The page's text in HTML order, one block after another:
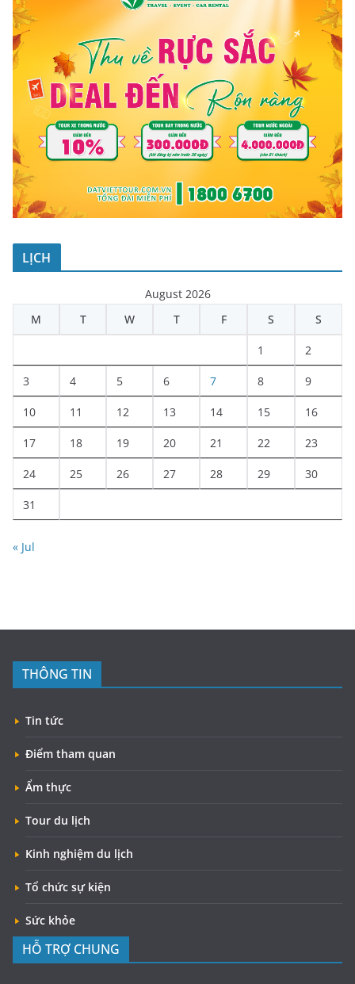
LỊCH
August 2026
M
T W T F S S
1 2
3 4 5 6 7 8 9
10 11 12 13 14 15 16
17 18 19 20 21 22 23
24 25 26 27 28 29 30
31
« Jul
THÔNG TIN
Tin tức
Điểm tham quan
Ẩm thực
Tour du lịch
Kinh nghiệm du lịch
Tổ chức sự kiện
Sức khỏe
HỖ TRỢ CHUNG